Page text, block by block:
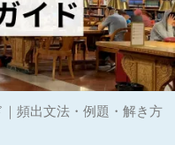
頻出文法・例題・解き方